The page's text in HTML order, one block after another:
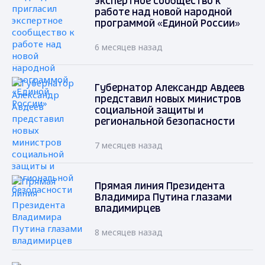
работе над новой народной
программой «Единой России»
6 месяцев назад
Губернатор Александр Авдеев
представил новых министров
социальной защиты и
региональной безопасности
7 месяцев назад
Прямая линия Президента
Владимира Путина глазами
владимирцев
8 месяцев назад